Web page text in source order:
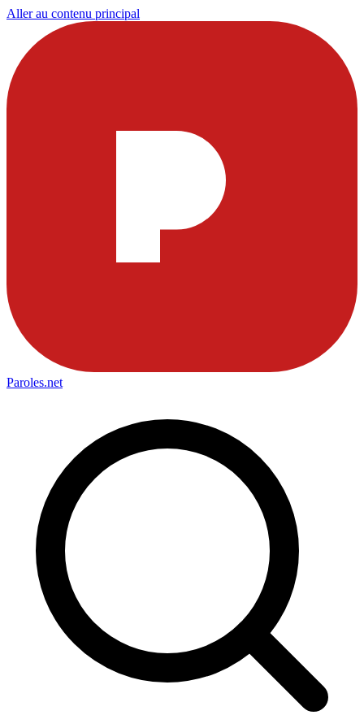
Aller au contenu principal
Paroles.net